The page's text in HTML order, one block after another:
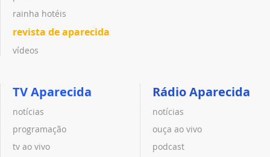
rainha hotéis
revista de aparecida
vídeos
TV Aparecida
notícias
programação
tv ao vivo
Rádio Aparecida
notícias
ouça ao vivo
podcast